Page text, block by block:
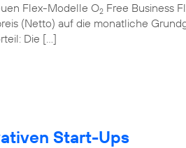
Flex-Modelle O2 Free Business
(Netto) auf die monatliche
Die […]
Start-Ups